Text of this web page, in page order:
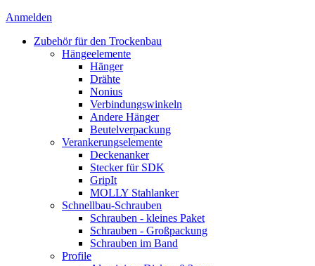
Anmelden
Zubehör für den Trockenbau
Hängeelemente
Hänger
Drähte
Nonius
Verbindungswinkeln
Andere Hänger
Beutelverpackung
Verankerungselemente
Deckenanker
Stecker für SDK
GripIt
MOLLY Stahlanker
Schnellbau-Schrauben
Schrauben - kleines Paket
Schrauben - Großpackung
Schrauben im Band
Profile